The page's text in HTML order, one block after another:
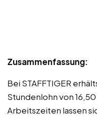
Zusammenfassung:
Bei STAFFTIGER
Stundenlohn von
Arbeitszeiten lassen